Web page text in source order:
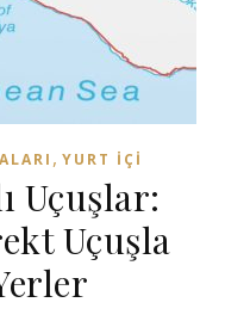
, YURT İÇI
Uçuşlar:
Uçuşla